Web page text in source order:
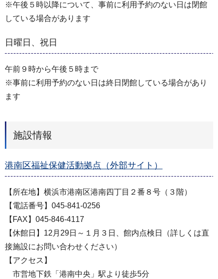
※午後５時以降について、事前に利用予約のない日は閉館
している場合があります
日曜日、祝日
午前９時から午後５時まで
※事前に利用予約のない日は終日閉館している場合があり
ます
施設情報
港南区福祉保健活動拠点（外部サイト）
【所在地】横浜市港南区港南四丁目２番８号（３階）
【電話番号】045-841-0256
【FAX】045-846-4117
【休館日】12月29日～１月３日、館内点検日（詳しくは直
接施設にお問い合わせください）
【アクセス】
市営地下鉄「港南中央」駅より徒歩5分